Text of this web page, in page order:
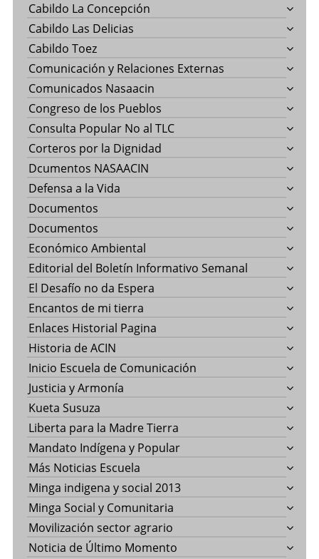
Cabildo La Concepción
Cabildo Las Delicias
Cabildo Toez
Comunicación y Relaciones Externas
Comunicados Nasaacin
Congreso de los Pueblos
Consulta Popular No al TLC
Corteros por la Dignidad
Dcumentos NASAACIN
Defensa a la Vida
Documentos
Documentos
Económico Ambiental
Editorial del Boletín Informativo Semanal
El Desafío no da Espera
Encantos de mi tierra
Enlaces Historial Pagina
Historia de ACIN
Inicio Escuela de Comunicación
Justicia y Armonía
Kueta Susuza
Liberta para la Madre Tierra
Mandato Indígena y Popular
Más Noticias Escuela
Minga indigena y social 2013
Minga Social y Comunitaria
Movilización sector agrario
Noticia de Último Momento